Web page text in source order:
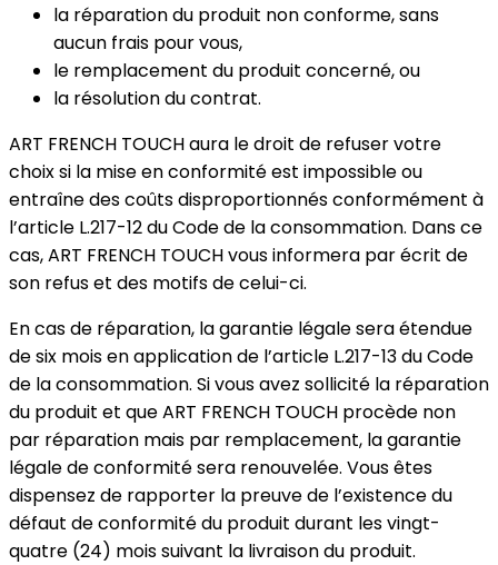
la réparation du produit non conforme, sans
aucun frais pour vous,
le remplacement du produit concerné, ou
la résolution du contrat.
ART FRENCH TOUCH aura le droit de refuser votre
choix si la mise en conformité est impossible ou
entraîne des coûts disproportionnés conformément à
l’article L.217-12 du Code de la consommation. Dans ce
cas, ART FRENCH TOUCH vous informera par écrit de
son refus et des motifs de celui-ci.
En cas de réparation, la garantie légale sera étendue
de six mois en application de l’article L.217-13 du Code
de la consommation. Si vous avez sollicité la réparation
du produit et que ART FRENCH TOUCH procède non
par réparation mais par remplacement, la garantie
légale de conformité sera renouvelée. Vous êtes
dispensez de rapporter la preuve de l’existence du
défaut de conformité du produit durant les vingt-
quatre (24) mois suivant la livraison du produit.